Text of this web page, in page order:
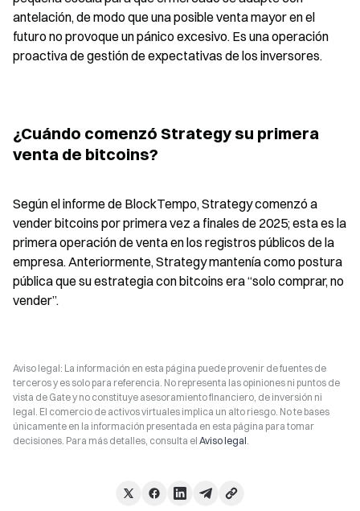
antelación, de modo que una posible venta mayor en el
futuro no provoque un pánico excesivo. Es una operación
proactiva de gestión de expectativas de los inversores.
¿Cuándo comenzó Strategy su primera
venta de bitcoins?
Según el informe de BlockTempo, Strategy comenzó a
vender bitcoins por primera vez a finales de 2025; esta es la
primera operación de venta en los registros públicos de la
empresa. Anteriormente, Strategy mantenía como postura
pública que su estrategia con bitcoins era “solo comprar, no
vender”.
Aviso legal: La información en esta página puede provenir de fuentes de
terceros y es solo para referencia. No representa las opiniones ni puntos de
vista de Gate y no constituye asesoramiento financiero, de inversión ni
legal. El comercio de activos virtuales implica un alto riesgo. No te bases
únicamente en la información presentada en esta página para tomar
decisiones. Para más detalles, consulta el Aviso legal